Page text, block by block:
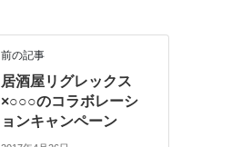
前の記事
居酒屋リグレックス
×○○○のコラボレーシ
ョンキャンペーン